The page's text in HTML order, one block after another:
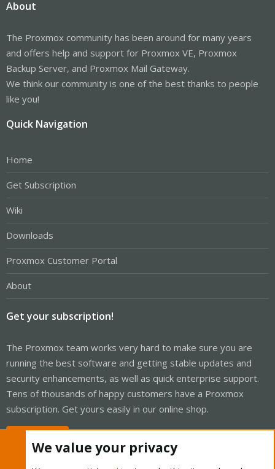
About
The Proxmox community has been around for many years
and offers help and support for Proxmox VE, Proxmox
Backup Server, and Proxmox Mail Gateway.
We think our community is one of the best thanks to people
like you!
Quick Navigation
Home
Get Subscription
Wiki
Downloads
Proxmox Customer Portal
About
Get your subscription!
The Proxmox team works very hard to make sure you are
running the best software and getting stable updates and
security enhancements, as well as quick enterprise support.
Tens of thousands of happy customers have a Proxmox
subscription. Get yours easily in our online shop.
We value your privacy